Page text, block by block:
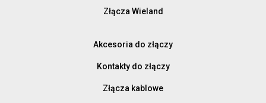
Złącza Wieland
Akcesoria do złączy
Kontakty do złączy
Złącza kablowe